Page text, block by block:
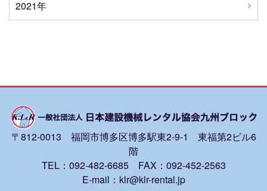
2021年
〒812-0013 福岡市博多区博多駅東2-9-1 東福第2ビル6
階
TEL：092-482-6685 FAX：092-452-2563
E-mail：klr@klr-rental.jp